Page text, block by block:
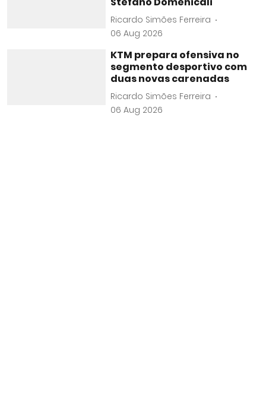
Ricardo Simões Ferreira
06 Aug 2026
KTM prepara ofensiva no
segmento desportivo com
duas novas carenadas
Ricardo Simões Ferreira
06 Aug 2026